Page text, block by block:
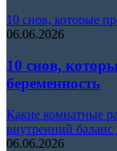
10 снов, которые
06.06.2026
10 снов,
беременность
Какие комнатные
внутренний баланс
06.06.2026